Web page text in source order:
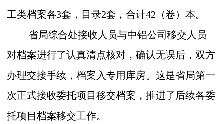
工类档案各3套，目录2套，合计42 （卷）本。
省局综合处接收人员与中铝公司移交人员
对档案进行了认真清点核对，确认无误后，双方
办理交接手续，档案入专用库房。这是省局第一
次正式接收委托项目移交档案，推进了后续各委
托项目档案移交工作。